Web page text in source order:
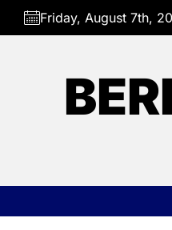
Skip
Friday, August 7th,